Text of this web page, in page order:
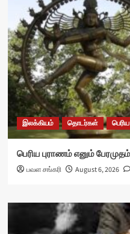
இலக்கியம் தொடர்கள்
பெரிய புராணம் எனும் பேரமுதம்
பவள சங்கரி August 6, 2026